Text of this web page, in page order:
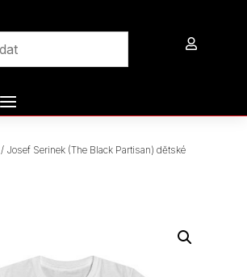

/ Josef Serinek (The Black Partisan) dětské